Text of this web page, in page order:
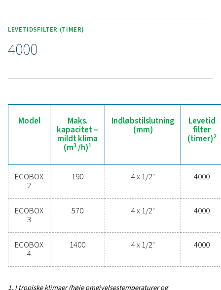
Oplev fordelene ved
kondensathåndtering
forhindrer fugt og forurenende stoffer i at
designet til pålidelighed, energieffektivitet og
ydeevne og beskytter dit system, samtidig med
minimerer vedligeholdelsesbehov og
Kontakt os i dag for at finde ud af, hvordan en
af din kondensatstyring kan forbedre systemets
og holde din drift kørende problemfrit.
Kontakt vores eksperter i
kondensathåndtering
Generelle